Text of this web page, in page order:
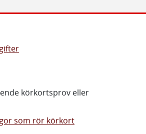
körkortsprov eller
som rör körkort